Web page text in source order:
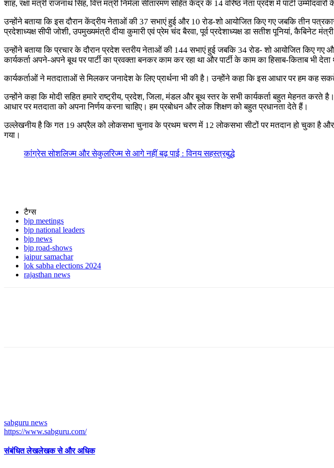
शाह, रक्षा मंत्री राजनाथ सिंह, वित्त मंत्री निर्मला सीतारमण सहित केंद्र के 14 वरिष्ठ नेता प्रदेश में पार्टी
उन्होंने बताया कि इस दौरान केंद्रीय नेताओं की 37 सभाएं हुई और 10 रोड-शो आयोजित किए गए जबकि तीन
प्रदेशाध्यक्ष सीपी जोशी, उपमुख्यमंत्री दीया कुमारी एवं प्रेम चंद बैरवा, पूर्व प्रदेशाध्यक्ष डा सतीश पूनियां, कैबिनेट
उन्होंने बताया कि प्रचार के दौरान प्रदेश स्तरीय नेताओं की 144 सभाएं हुई जबकि 34 रोड- शो आयोजित किए
कार्यकर्ता अपने-अपने बूथ पर पार्टी का प्रवक्ता बनकर काम कर रहा था और पार्टी के काम का हिसाब-किताब भी देता
कार्यकर्ताओं ने मतदाताओं से मिलकर जनादेश के लिए प्रार्थना भी की है। उन्होंने कहा कि इस आधार पर हम कह
उन्होंने कहा कि मोदी सहित हमारे राष्ट्रीय, प्रदेश, जिला, मंडल और बूथ स्तर के सभी कार्यकर्ता बहुत मेहनत करते
आधार पर मतदाता को अपना निर्णय करना चाहिए। हम प्रबोधन और लोक शिक्षण को बहुत प्रधानता देते हैं।
उल्लेखनीय है कि गत 19 अप्रैल को लोकसभा चुनाव के प्रथम चरण में 12 लोकसभा सीटों पर मतदान हो चुका है
गया।
कांग्रेस सोशलिज्म और सेकुलरिज्म से आगे नहीं बढ़ पाई : विनय सहस्त्रबुद्धे
टैग्स
bjp meetings
bjp national leaders
bjp news
bjp road-shows
jaipur samachar
lok sabha elections 2024
rajasthan news
sabguru news
https://www.sabguru.com/
संबंधित लेखलेखक से और अधिक